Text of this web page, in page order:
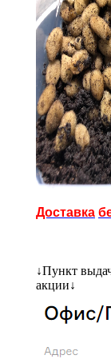
Доставка
↓Пункт
акции↓